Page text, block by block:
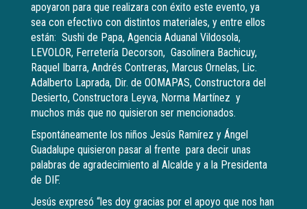
apoyaron para que realizara con éxito este evento, ya
sea con efectivo con distintos materiales, y entre ellos
están: Sushi de Papa, Agencia Aduanal Vildosola,
LEVOLOR, Ferretería Decorson, Gasolinera Bachicuy,
Raquel Ibarra, Andrés Contreras, Marcus Ornelas, Lic.
Adalberto Laprada, Dir. de OOMAPAS, Constructora del
Desierto, Constructora Leyva, Norma Martínez y
muchos más que no quisieron ser mencionados.
Espontáneamente los niños Jesús Ramírez y Ángel
Guadalupe quisieron pasar al frente para decir unas
palabras de agradecimiento al Alcalde y a la Presidenta
de DIF.
Jesús expresó “les doy gracias por el apoyo que nos han